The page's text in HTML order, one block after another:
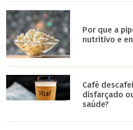
Por que a
nutritivo e
Café
disfarçado
saúde?